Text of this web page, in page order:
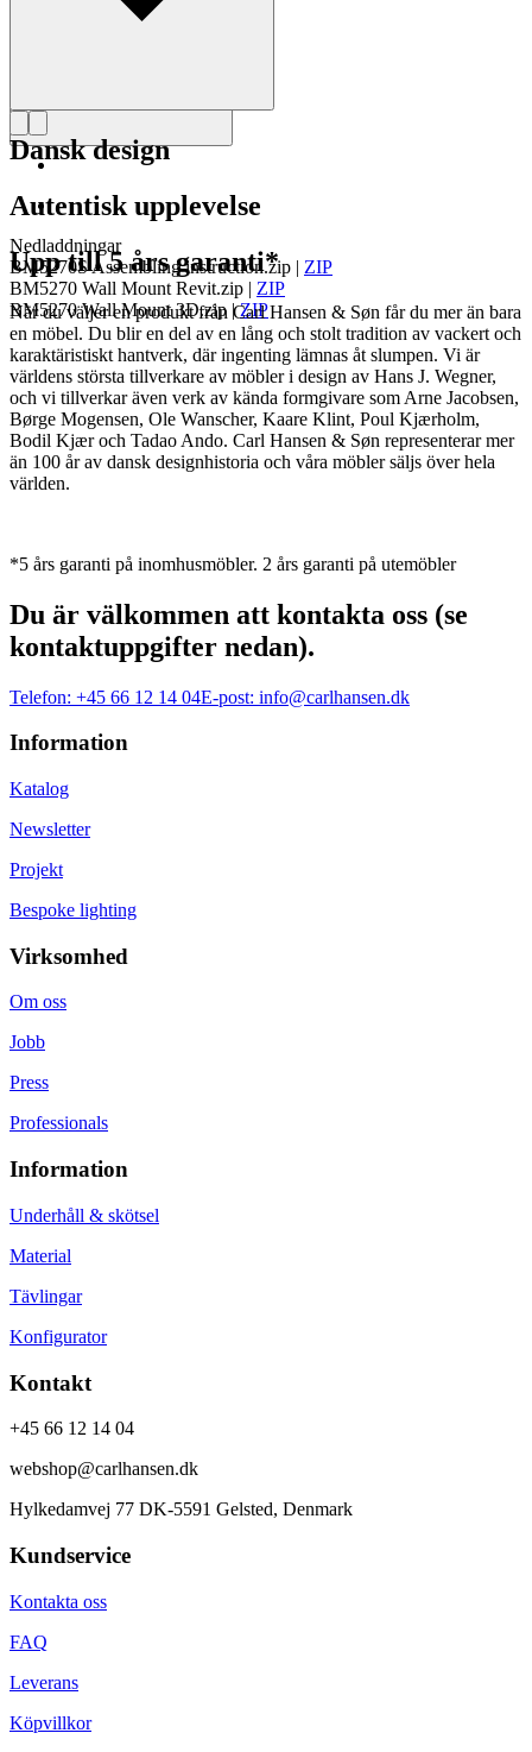
Nedladdningar
BM5270S Assembling instruction.zip | ZIP
BM5270 Wall Mount Revit.zip | ZIP
BM5270 Wall Mount 3D.zip |ZIP
Dansk design
Autentisk upplevelse
Upp till 5 års garanti*
När du väljer en produkt från Carl Hansen & Søn får du mer än bara
en möbel. Du blir en del av en lång och stolt tradition av vackert och
karaktäristiskt hantverk, där ingenting lämnas åt slumpen. Vi är
världens största tillverkare av möbler i design av Hans J. Wegner,
och vi tillverkar även verk av kända formgivare som Arne Jacobsen,
Børge Mogensen, Ole Wanscher, Kaare Klint, Poul Kjærholm,
Bodil Kjær och Tadao Ando. Carl Hansen & Søn representerar mer
än 100 år av dansk designhistoria och våra möbler säljs över hela
världen.
*5 års garanti på inomhusmöbler. 2 års garanti på utemöbler
Du är välkommen att kontakta oss (se
kontaktuppgifter nedan).
Telefon: +45 66 12 14 04E-post: info@carlhansen.dk
Information
Katalog
Newsletter
Projekt
Bespoke lighting
Virksomhed
Om oss
Jobb
Press
Professionals
Information
Underhåll & skötsel
Material
Tävlingar
Konfigurator
Kontakt
+45 66 12 14 04
webshop@carlhansen.dk
Hylkedamvej 77 DK-5591 Gelsted, Denmark
Kundservice
Kontakta oss
FAQ
Leverans
Köpvillkor